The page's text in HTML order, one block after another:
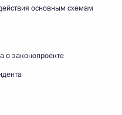
основным схемам
о законопроекте